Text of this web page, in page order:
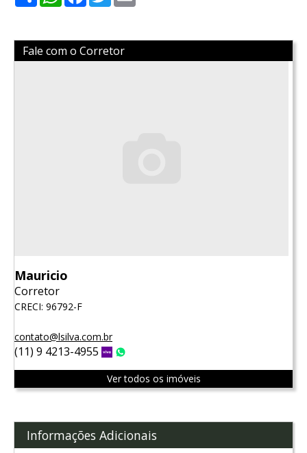
Fale com o Corretor
Mauricio
Corretor
CRECI: 96792-F
contato@lsilva.com.br
(11) 9 4213-4955 Vivo
Ver todos os imóveis
Informações Adicionais